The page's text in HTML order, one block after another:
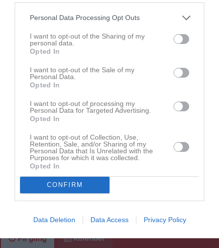
Personal Data Processing Opt Outs
I want to opt-out of the Sharing of my
personal data.
Opted In
I want to opt-out of the Sale of my
Personal Data.
Opted In
I want to opt-out of processing my
Personal Data for Targeted Advertising.
Opted In
I want to opt-out of Collection, Use,
Retention, Sale, and/or Sharing of my
Personal Data that Is Unrelated with the
Purposes for which it was collected.
Opted In
CONFIRM
Data Deletion Data Access Privacy Policy
Senast uppladdade video
THIF ramsan av ett taggat gäng
Knattespelen Lödde
På gång Kalender